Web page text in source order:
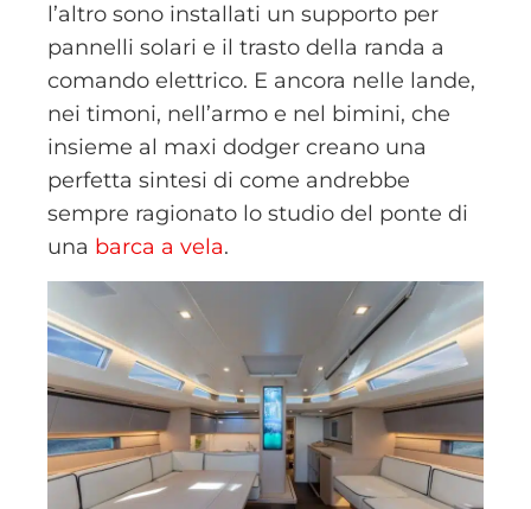
l’altro sono installati un supporto per
pannelli solari e il trasto della randa a
comando elettrico. E ancora nelle lande,
nei timoni, nell’armo e nel bimini, che
insieme al maxi dodger creano una
perfetta sintesi di come andrebbe
sempre ragionato lo studio del ponte di
una barca a vela.